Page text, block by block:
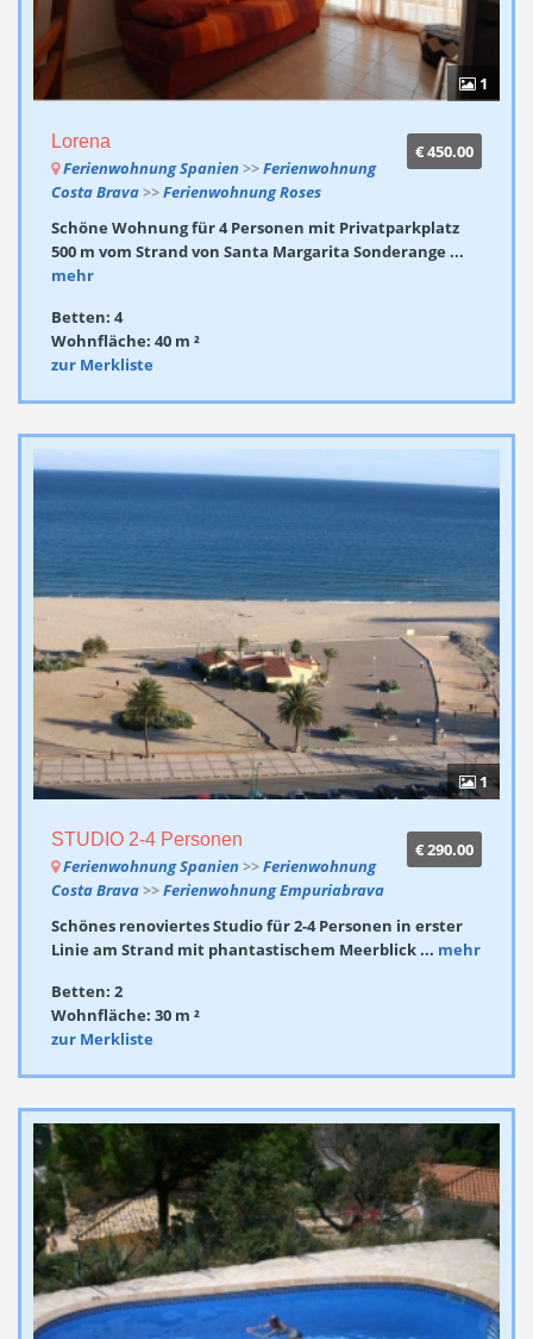
1
€ 450.00
Lorena
Ferienwohnung Spanien >>Ferienwohnung
Costa Brava>>Ferienwohnung Roses
Schöne Wohnung für 4 Personen mit Privatparkplatz
500 m vom Strand von Santa Margarita Sonderange ...
mehr
Betten: 4
Wohnfläche: 40 m ²
zur Merkliste
1
€ 290.00
STUDIO 2-4 Personen
Ferienwohnung Spanien >>Ferienwohnung
Costa Brava>>Ferienwohnung Empuriabrava
Schönes renoviertes Studio für 2-4 Personen in erster
Linie am Strand mit phantastischem Meerblick ... mehr
Betten: 2
Wohnfläche: 30 m ²
zur Merkliste